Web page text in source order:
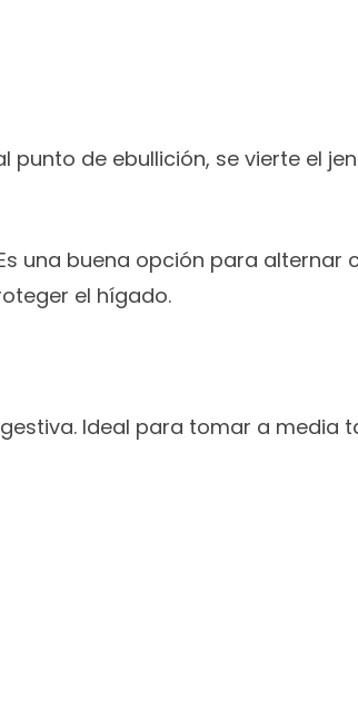
de ebullición, se vierte el
una buena opción para alternar
el hígado.
Ideal para tomar a media